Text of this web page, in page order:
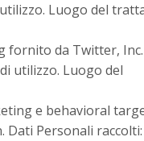
Luogo del
fornito da Twitter, Inc.
utilizzo. Luogo del
e behavioral
Personali